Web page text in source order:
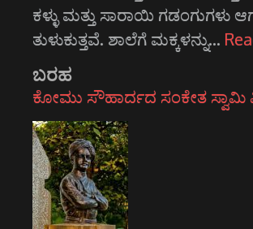
ಕಳ್ಳು ಮತ್ತು ಸಾರಾಯಿ ಗಡಂಗುಗಳು
ತುಳುಕುತ್ತವೆ. ಶಾಲೆಗೆ ಮಕ್ಕಳನ್ನು…
ಬರಹ
ಕೋಮು ಸೌಹಾರ್ದದ ಸಂಕೇತ ಸ್ವಾಮಿ